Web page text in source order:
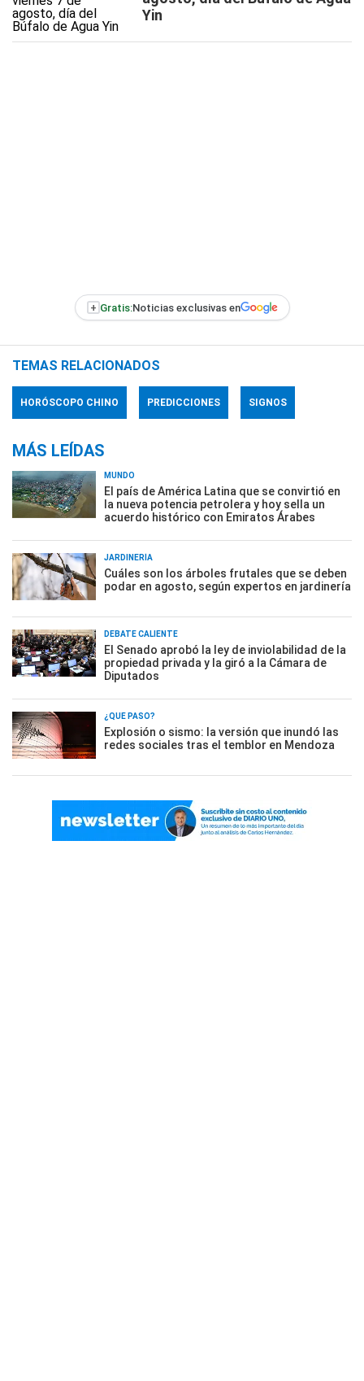
Yin
+ Gratis:Noticias exclusivas en
TEMAS RELACIONADOS
HORÓSCOPO CHINO PREDICCIONES SIGNOS
MÁS LEÍDAS
MUNDO
El país de América Latina que se convirtió en
la nueva potencia petrolera y hoy sella un
acuerdo histórico con Emiratos Árabes
JARDINERÍA
Cuáles son los árboles frutales que se deben
podar en agosto, según expertos en jardinería
DEBATE CALIENTE
El Senado aprobó la ley de inviolabilidad de la
propiedad privada y la giró a la Cámara de
Diputados
¿QUÉ PASÓ?
Explosión o sismo: la versión que inundó las
redes sociales tras el temblor en Mendoza